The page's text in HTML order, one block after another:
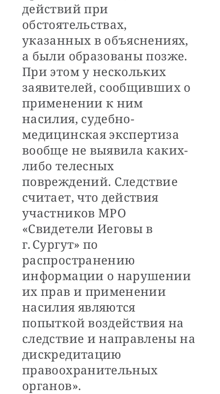
действий при
обстоятельствах,
указанных в объяснениях,
а были образованы позже.
При этом у нескольких
заявителей, сообщивших о
применении к ним
насилия, судебно-
медицинская экспертиза
вообще не выявила каких-
либо телесных
повреждений. Следствие
считает, что действия
участников МРО
«Свидетели Иеговы в
г. Сургут» по
распространению
информации о нарушении
их прав и применении
насилия являются
попыткой воздействия на
следствие и направлены на
дискредитацию
правоохранительных
органов».